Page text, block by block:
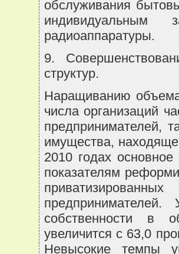
обслуживания
радиоаппаратуры.
9.
структур.
Наращиванию объема
числа организаций
предпринимателей,
имущества,
2010 годах
показателям
собственности в
увеличится с 63,0
Невысокие темпы